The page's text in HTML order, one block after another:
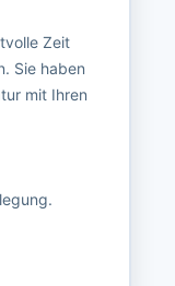
Zeit
Sie haben
mit Ihren